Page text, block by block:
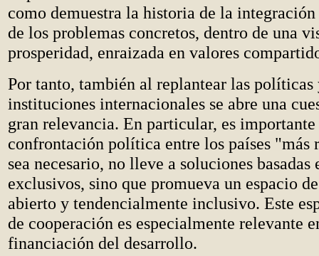
como demuestra la historia de la
de los problemas concretos, dentro de una
prosperidad, enraizada en valores
Por tanto, también al replantear las políticas
instituciones internacionales se abre una
gran relevancia. En particular, es
confrontación política entre los países "más
sea necesario, no lleve a soluciones basadas
exclusivos, sino que promueva un espacio
abierto y tendencialmente inclusivo. Este
de cooperación es especialmente relevante
financiación del desarrollo.